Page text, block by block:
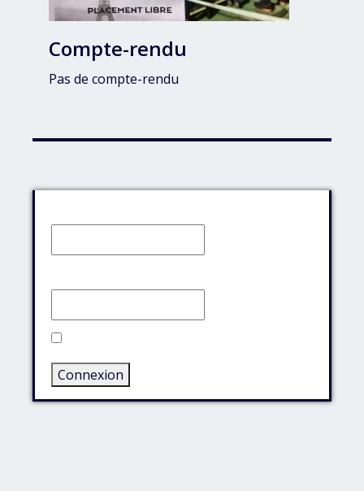
Compte-rendu
Pas de compte-rendu
Connexion